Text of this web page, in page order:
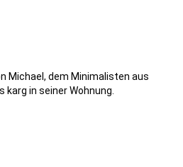
Michael, dem Minimalisten aus
karg in seiner Wohnung.